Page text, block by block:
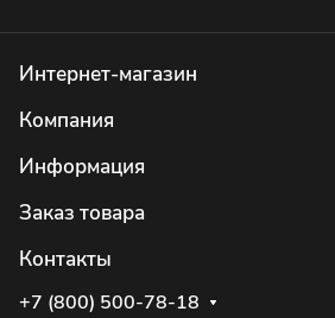
Интернет-магазин
Компания
Информация
Заказ товара
Контакты
+7 (800) 500-78-18